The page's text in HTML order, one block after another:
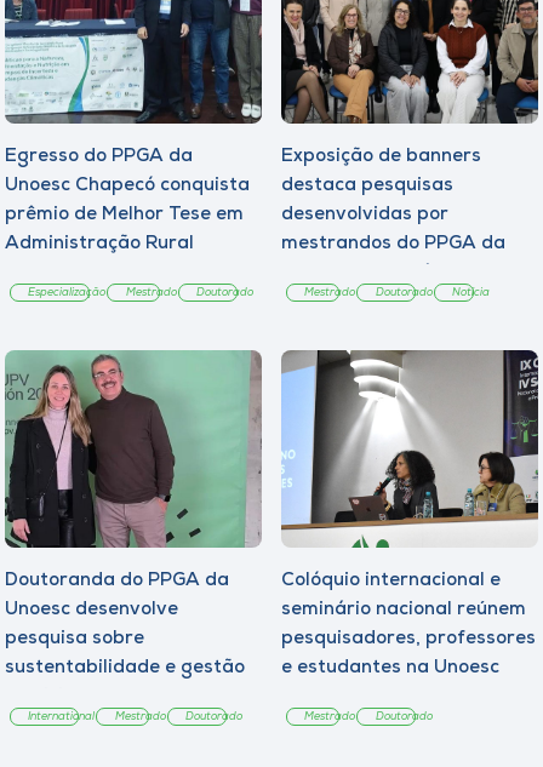
Egresso do PPGA da
Unoesc Chapecó conquista
prêmio de Melhor Tese em
Administração Rural
Especialização Mestrado Doutorado
Exposição de banners
destaca pesquisas
desenvolvidas por
mestrandos do PPGA da
Mestrado Doutorado Notícia
Doutoranda do PPGA da
Unoesc desenvolve
pesquisa sobre
sustentabilidade e gestão
International Mestrado Doutorado
Colóquio internacional e
seminário nacional reúnem
pesquisadores, professores
e estudantes na Unoesc
Mestrado Doutorado